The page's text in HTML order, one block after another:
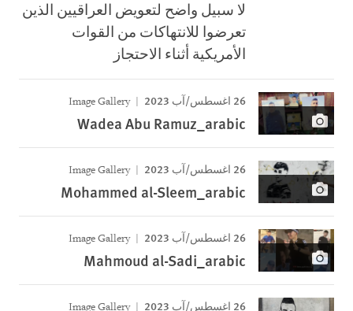
لا سبيل واضح لتعويض العراقيين الذين
تعرضوا للانتهاكات من القوات
الأمريكية أثناء الاحتجاز
26 اغسطس/آب 2023 Image Gallery
Wadea Abu Ramuz_arabic
26 اغسطس/آب 2023 Image Gallery
Mohammed al-Sleem_arabic
26 اغسطس/آب 2023 Image Gallery
Mahmoud al-Sadi_arabic
26 اغسطس/آب 2023 Image Gallery